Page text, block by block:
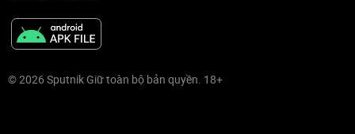
© 2026 Sputnik Giữ toàn bộ bản quyền. 18+